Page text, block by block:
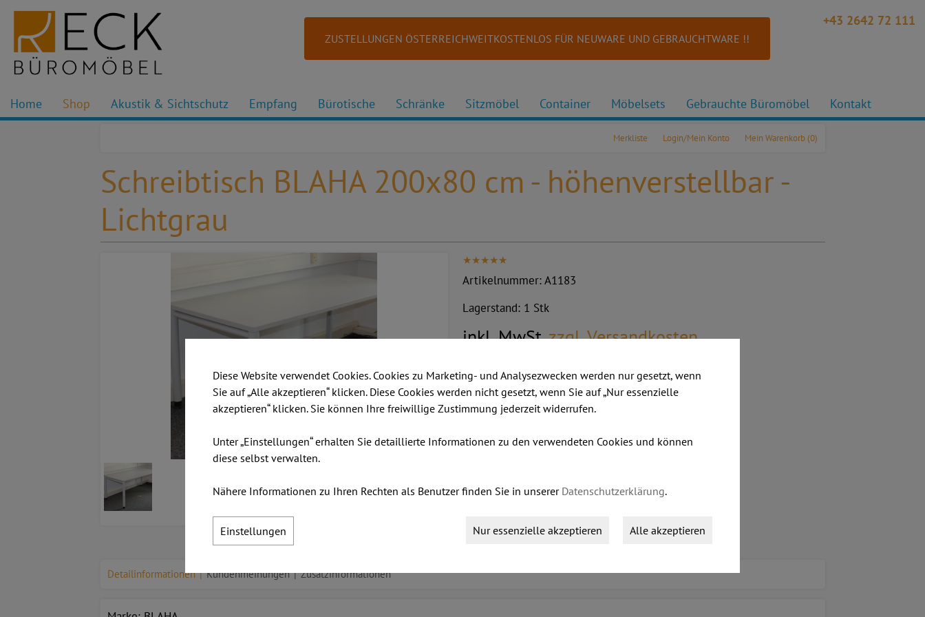
+43 2642 72 111
ZUSTELLUNGEN ÖSTERREICHWEITKOSTENLOS FÜR NEUWARE UND GEBRAUCHTWARE !!
Home Shop Akustik & Sichtschutz Empfang Bürotische Schränke Sitzmöbel Container Möbelsets Gebrauchte Büromöbel Kontakt
Mein Warenkorb (0)
Login/Mein Konto
Merkliste
Schreibtisch BLAHA 200x80 cm - höhenverstellbar -
Lichtgrau
Artikelnummer:A1183
Lagerstand: 1 Stk
inkl. MwSt.zzgl. Versandkosten
€ 140,00
Dieser Artikel ist lagernd.
Stk:
Detailinformationen Kundenmeinungen Zusatzinformationen
Diese Website verwendet Cookies. Cookies zu Marketing- und Analysezwecken werden nur gesetzt, wenn
Sie auf „Alle akzeptieren“ klicken. Diese Cookies werden nicht gesetzt, wenn Sie auf „Nur essenzielle
akzeptieren“ klicken. Sie können Ihre freiwillige Zustimmung jederzeit widerrufen.
Unter „Einstellungen“ erhalten Sie detaillierte Informationen zu den verwendeten Cookies und können
diese selbst verwalten.
Nähere Informationen zu Ihren Rechten als Benutzer finden Sie in unserer Datenschutzerklärung.
Alle akzeptieren
Nur essenzielle akzeptieren
Einstellungen